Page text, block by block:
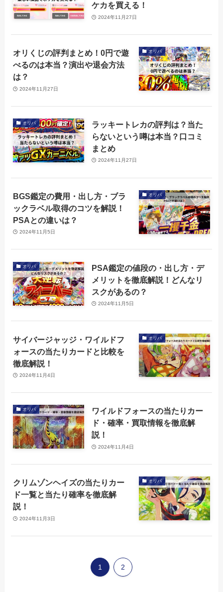
ケカを買える！
2024年11月27日
オリパ
オリくじの評判まとめ！0円で遊
べるのは本当？演出や退会方法
は？
2024年11月27日
オリパ
ラッキートレカの評判は？当た
らないという噂は本当？口コミ
まとめ
2024年11月27日
オリパ
BGS鑑定の費用・出し方・ブラ
ックラベル取得のコツを解説！
PSAとの違いは？
2024年11月5日
オリパ
PSA鑑定の値段の・出し方・デ
メリットを徹底解説！どんなリ
スクがあるの？
2024年11月5日
オリパ
サイバージャッジ・ワイルドフ
ォースの当たりカードと比較を
徹底解説！
2024年11月4日
オリパ
ワイルドフォースの当たりカー
ド・確率・買取情報を徹底解
説！
2024年11月4日
オリパ
クリムゾンヘイズの当たりカー
ド一覧と当たり確率を徹底解
説！
2024年11月3日
1 2